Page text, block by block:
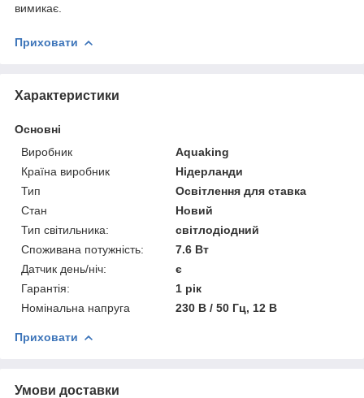
вимикає.
Приховати
Характеристики
Основні
Виробник
Aquaking
Країна виробник
Нідерланди
Тип
Освітлення для ставка
Стан
Новий
Тип світильника:
світлодіодний
Споживана потужність:
7.6 Вт
Датчик день/ніч:
є
Гарантія:
1 рік
Номінальна напруга
230 В / 50 Гц, 12 В
Приховати
Умови доставки